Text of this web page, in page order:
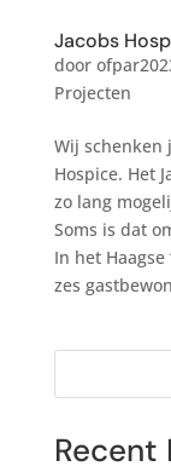
Jacobs
door
Projecten
Wij schenken
Hospice. Het
zo lang
Soms is dat
In het Haagse
zes
Recent